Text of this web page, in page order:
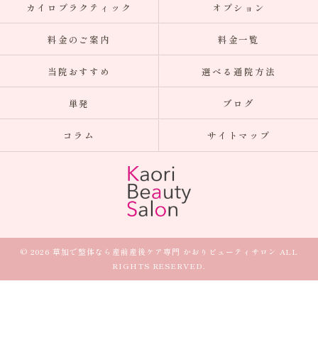
カイロプラクティック オプション
料金のご案内 料金一覧
当院おすすめ 選べる通院方法
単発 ブログ
コラム サイトマップ
© 2026 草加で整体なら産前産後ケア専門 かおりビューティサロン ALL
RIGHTS RESERVED.